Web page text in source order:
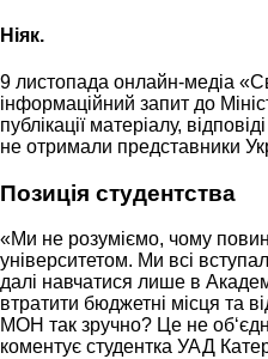
Ніяк.
9 листопада онлайн-медіа
інформаційний запит до
публікації матеріалу,
не отримали представники
Позиція студентства
«Ми не розуміємо, чому
університетом. Ми всі
далі навчатися лише в
втратити бюджетні місця та
МОН так зручно? Це не
коментує студентка УАД